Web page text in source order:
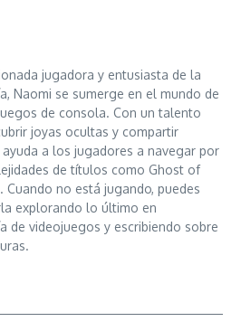
jugadora y entusiasta de la
Naomi se sumerge en el mundo de
de consola. Con un talento
joyas ocultas y compartir
ayuda a los jugadores a navegar por
de títulos como Ghost of
Cuando no está jugando, puedes
explorando lo último en
de videojuegos y escribiendo sobre